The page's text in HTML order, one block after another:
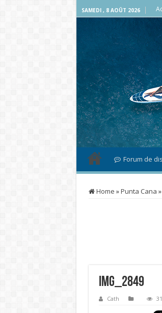
SAMEDI , 8 AOÛT 2026
Forum de
Home »Punta Cana »
IMG_2849
Cath